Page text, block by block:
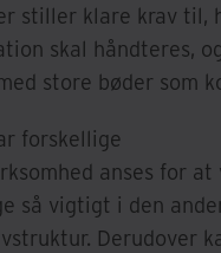
stiller klare krav til,
skal håndteres,
store bøder som
forskellige
anses for
så vigtigt i den
Derudover